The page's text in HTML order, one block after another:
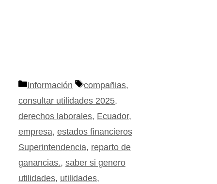
Categorías
Información Etiquetas
compañias,
consultar utilidades 2025,
derechos laborales, Ecuador,
empresa, estados financieros
Superintendencia, reparto de
ganancias., saber si genero
utilidades, utilidades,